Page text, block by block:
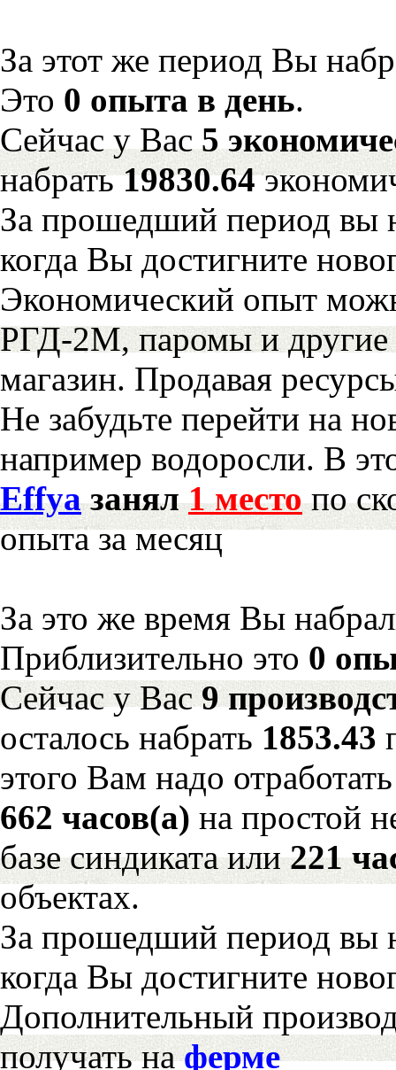
За этот же период Вы
Это 0 опыта в день.
Сейчас у Вас5
набрать19830.64
За прошедший период вы
когда Вы достигните
Экономический опыт
РГД-2М, паромы и другие
магазин. Продавая
Не забудьте перейти на
например водоросли. В
Effyaзанял1 местопо
опыта за месяц
За это же время Вы
Приблизительно это 0
Сейчас у Вас9
осталось набрать 1853.43
этого Вам надо отработать
662 часов(а) на простой
базе синдиката или221
объектах.
За прошедший период вы
когда Вы достигните
Дополнительный
получать наферме